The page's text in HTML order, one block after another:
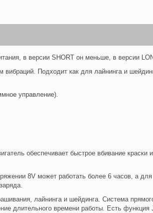
в версии SHORT он меньше, в версии
Подходит как для лайнинга и
управление).
обеспечивает быстрое вбивание краски и
8V может работать более 6 часов, а для
лайнинга и шейдинга. Система
длительного времени работы. Есть функция